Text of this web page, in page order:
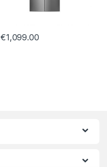
€1,099.00